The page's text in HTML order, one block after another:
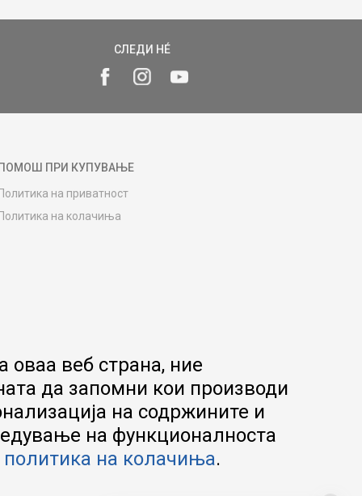
СЛЕДИ НÉ
ПОМОШ ПРИ КУПУВАЊЕ
Политика на приватност
Политика на колачиња
Product Finder
оваа веб страна, ние
да запомни кои производи
на содржините и
на функционалноста
политика на колачиња.